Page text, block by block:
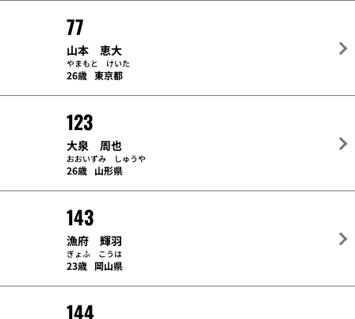
77
山本 恵大
やまもと けいた
26歳 東京都
123
大泉 周也
おおいずみ しゅうや
26歳 山形県
143
漁府 輝羽
ぎょふ こうは
23歳 岡山県
144